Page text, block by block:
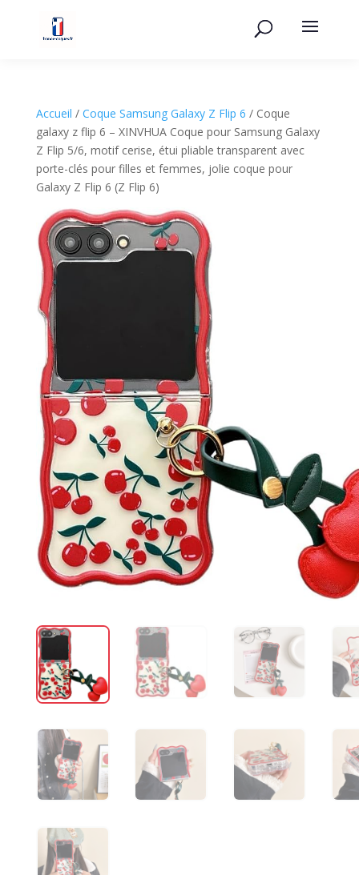
Accueil / Coque Samsung Galaxy Z Flip 6 / Coque
galaxy z flip 6 – XINVHUA Coque pour Samsung Galaxy
Z Flip 5/6, motif cerise, étui pliable transparent avec
porte-clés pour filles et femmes, jolie coque pour
Galaxy Z Flip 6 (Z Flip 6)